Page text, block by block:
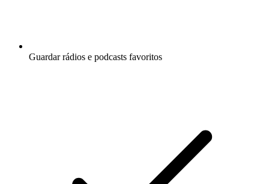
Guardar rádios e podcasts favoritos